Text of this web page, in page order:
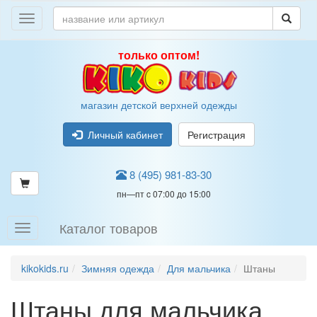
только оптом!
магазин детской верхней одежды
Личный кабинет Регистрация
8 (495) 981-83-30
пн—пт c 07:00 до 15:00
Каталог товаров
kikokids.ru Зимняя одежда Для мальчика Штаны
Штаны для мальчика